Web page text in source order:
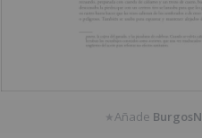
★Añade